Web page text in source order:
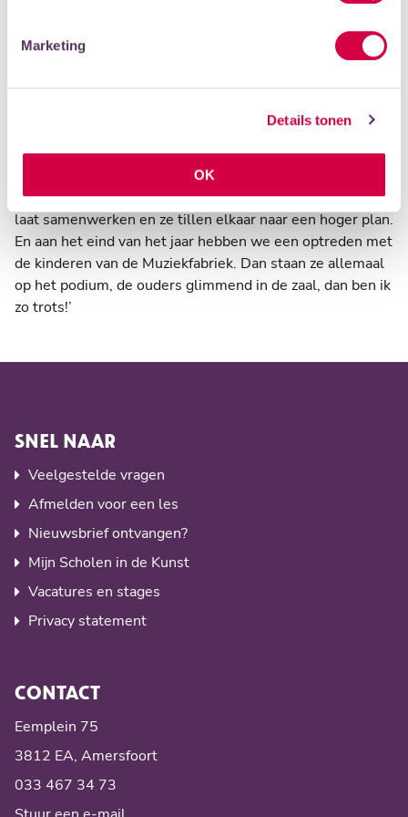
Marketing
Details tonen
OK
kunnen uiten. Mijn enthousiasme slaat over op andere
mensen en dan hoop ik, juist bij volwassenen, dat ze zich
vrij voelen. En dan gewoon, hup, gaan! Zingen, spelen!
‘Het stikt van de geluksmomentjes! Bij de kinderen
bijvoorbeeld: als we iets maken met elkaar en het klinkt
te gek, en ik zie de kinderen met rode wangen van plezier
– daar word ik zielsgelukkig van. Of als ik ze in groepjes
laat samenwerken en ze tillen elkaar naar een hoger plan.
En aan het eind van het jaar hebben we een optreden met
de kinderen van de Muziekfabriek. Dan staan ze allemaal
op het podium, de ouders glimmend in de zaal, dan ben ik
zo trots!’
SNEL NAAR
Veelgestelde vragen
Afmelden voor een les
Nieuwsbrief ontvangen?
Mijn Scholen in de Kunst
Vacatures en stages
Privacy statement
CONTACT
Eemplein 75
3812 EA, Amersfoort
033 467 34 73